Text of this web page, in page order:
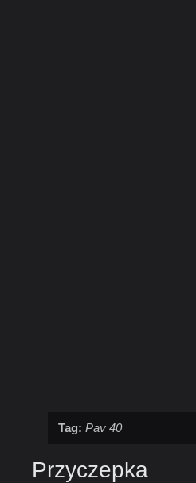
Tag: Pav 40
Przyczepka